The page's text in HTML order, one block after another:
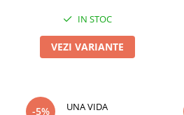
IN STOC
VEZI VARIANTE
-5% UNA VIDA